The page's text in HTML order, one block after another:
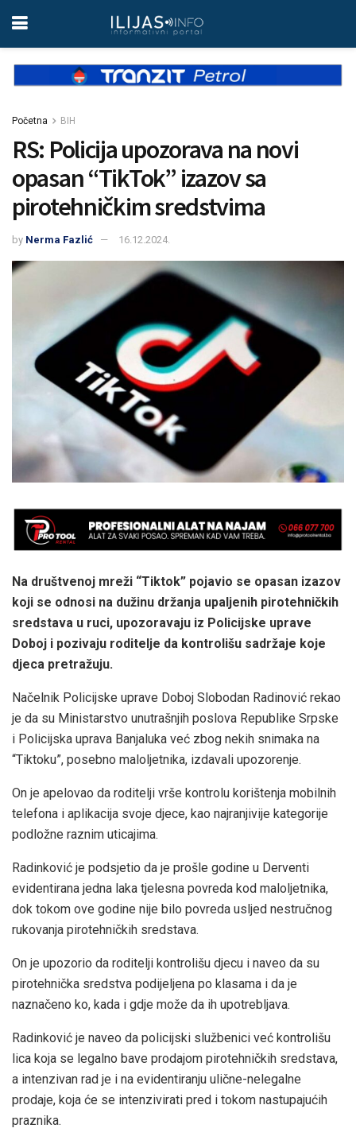
Početna BIH
RS: Policija upozorava na novi
opasan “TikTok” izazov sa
pirotehničkim sredstvima
by Nerma Fazlić 16.12.2024.
Na društvenoj mreži “Tiktok” pojavio se opasan izazov
koji se odnosi na dužinu držanja upaljenih pirotehničkih
sredstava u ruci, upozoravaju iz Policijske uprave
Doboj i pozivaju roditelje da kontrolišu sadržaje koje
djeca pretražuju.
Načelnik Policijske uprave Doboj Slobodan Radinović rekao
je da su Ministarstvo unutrašnjih poslova Republike Srpske
i Policijska uprava Banjaluka već zbog nekih snimaka na
“Tiktoku”, posebno maloljetnika, izdavali upozorenje.
On je apelovao da roditelji vrše kontrolu korištenja mobilnih
telefona i aplikacija svoje djece, kao najranjivije kategorije
podložne raznim uticajima.
Radinković je podsjetio da je prošle godine u Derventi
evidentirana jedna laka tjelesna povreda kod maloljetnika,
dok tokom ove godine nije bilo povreda usljed nestručnog
rukovanja pirotehničkih sredstava.
On je upozorio da roditelji kontrolišu djecu i naveo da su
pirotehnička sredstva podijeljena po klasama i da je
naznačeno ko, kada i gdje može da ih upotrebljava.
Radinković je naveo da policijski službenici već kontrolišu
lica koja se legalno bave prodajom pirotehničkih sredstava,
a intenzivan rad je i na evidentiranju ulične-nelegalne
prodaje, koja će se intenzivirati pred i tokom nastupajućih
praznika.